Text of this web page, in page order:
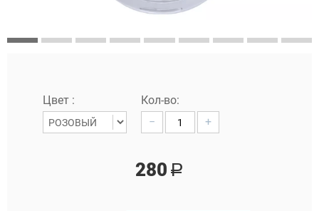
Цвет :
Кол-во:
−
+
280 Р